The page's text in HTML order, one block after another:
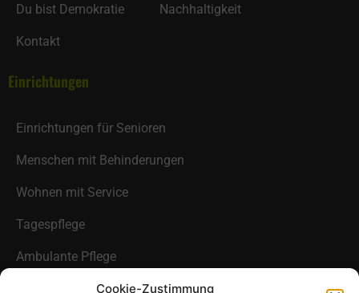
Cookie-Zustimmung
Du bist Demokratie
Kontakt
Nachhaltigkeit
Einrichtungen
Einrichtungen für Senioren
Menschen mit Behinderungen
Wohnen mit Service
Tagespflege
Ambulante Pflege